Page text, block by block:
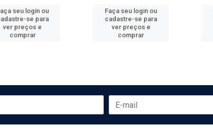
seu login ou
se para
ver preços e
comprar
Faça seu login ou
cadastre-se para
ver preços e
comprar